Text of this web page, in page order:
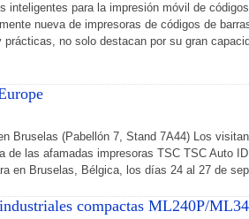
inteligentes para la impresión móvil de
nueva de impresoras de códigos de
no solo destacan por su gran
Bruselas (Pabellón 7, Stand 7A44) Los
de las afamadas impresoras TSC TSC Auto
en Bruselas, Bélgica, los días 24 al 27 de
compactas ML240P/